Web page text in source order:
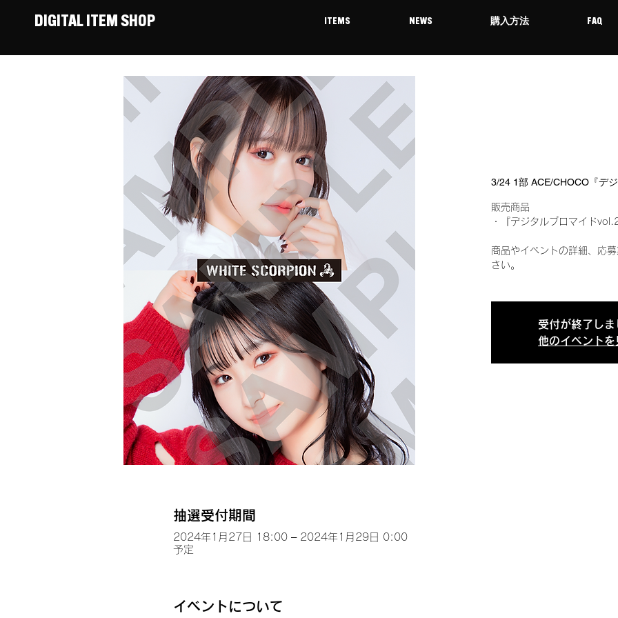
DIGITAL ITEM SHOP ITEMS NEWS 購入方法 FAQ
3/24 1部 ACE/CHOCO『デ
販売商品
・『デジタルブロマイド
商品やイベントの詳細、応
さい。
受付が終了しま
他のイベントを
抽選受付期間
2024年1月27日 18:00 – 2024年1月29日 0:00
予定
イベントについて